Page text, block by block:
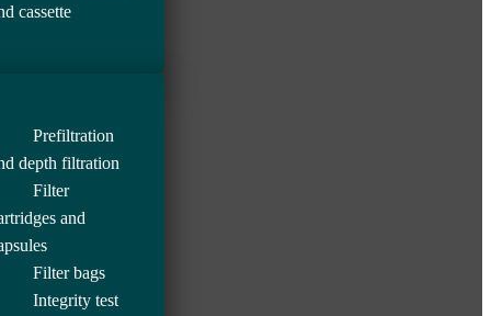
cassette
Prefiltration
depth filtration
Filter
and
Filter bags
Integrity test